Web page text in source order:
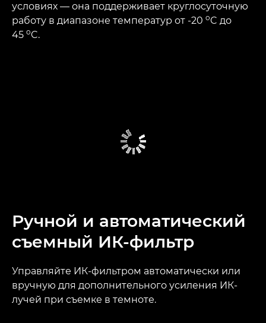
условиях — она поддерживает круглосуточную
работу в диапазоне температур от -20 oC до
45 oC.
Ручной и автоматический
съемный ИК-фильтр
Управляйте ИК-фильтром автоматически или
вручную для дополнительного усиления ИК-
лучей при съемке в темноте.